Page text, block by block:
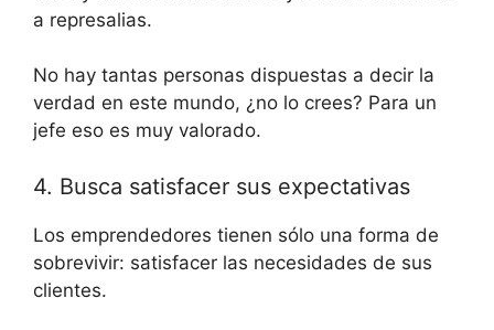
a represalias.
No hay tantas personas dispuestas a decir la
verdad en este mundo, ¿no lo crees? Para un
jefe eso es muy valorado.
4. Busca satisfacer sus expectativas
Los emprendedores tienen sólo una forma de
sobrevivir: satisfacer las necesidades de sus
clientes.